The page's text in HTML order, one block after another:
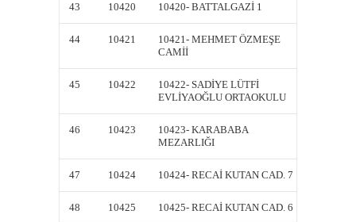
43 10420 10420- BATTALGAZİ 1
44 10421
10421- MEHMET ÖZMEŞE
CAMİİ
45 10422
10422- SADİYE LÜTFİ
EVLİYAOĞLU ORTAOKULU
46 10423
10423- KARABABA
MEZARLIĞI
47 10424 10424- RECAİ KUTAN CAD. 7
48 10425 10425- RECAİ KUTAN CAD. 6